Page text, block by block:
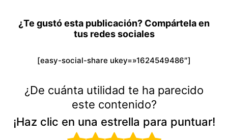
¿Te gustó esta publicación? Compártela en
tus redes sociales
[easy-social-share ukey=»1624549486″]
¿De cuánta utilidad te ha parecido
este contenido?
¡Haz clic en una estrella para puntuar!